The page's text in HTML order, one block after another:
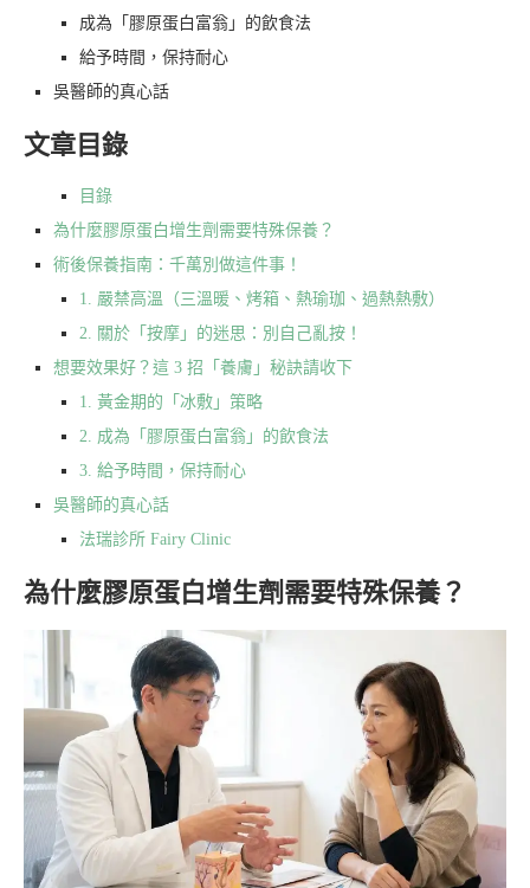
成為「膠原蛋白富翁」的飲食法
給予時間，保持耐心
吳醫師的真心話
文章目錄
目錄
為什麼膠原蛋白增生劑需要特殊保養？
術後保養指南：千萬別做這件事！
1. 嚴禁高溫（三溫暖、烤箱、熱瑜珈、過熱熱敷）
2. 關於「按摩」的迷思：別自己亂按！
想要效果好？這 3 招「養膚」秘訣請收下
1. 黃金期的「冰敷」策略
2. 成為「膠原蛋白富翁」的飲食法
3. 給予時間，保持耐心
吳醫師的真心話
法瑞診所 Fairy Clinic
為什麼膠原蛋白增生劑需要特殊保養？